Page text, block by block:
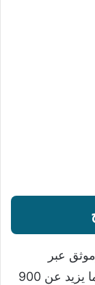
عبر
الانستقرام ، حيث يتابعه عبر هذا الموقع ما يزيد عن 900